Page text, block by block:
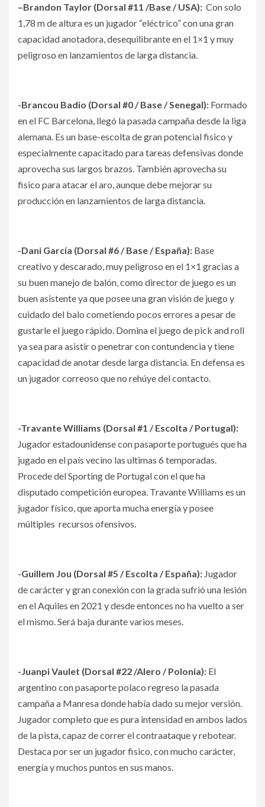
–Brandon Taylor (Dorsal #11 /Base / USA): Con solo
1,78 m de altura es un jugador “eléctrico” con una gran
capacidad anotadora, desequilibrante en el 1×1 y muy
peligroso en lanzamientos de larga distancia.
-Brancou Badio (Dorsal #0 / Base / Senegal): Formado
en el FC Barcelona, llegó la pasada campaña desde la liga
alemana. Es un base-escolta de gran potencial fisico y
especialmente capacitado para tareas defensivas donde
aprovecha sus largos brazos. También aprovecha su
fisico para atacar el aro, aunque debe mejorar su
producción en lanzamientos de larga distancia.
-Dani García (Dorsal #6 / Base / España): Base
creativo y descarado, muy peligroso en el 1×1 gracias a
su buen manejo de balón, como director de juego es un
buen asistente ya que posee una gran visión de juego y
cuidado del balo cometiendo pocos errores a pesar de
gustarle el juego rápido. Domina el juego de pick and roll
ya sea para asistir o penetrar con contundencia y tiene
capacidad de anotar desde larga distancia. En defensa es
un jugador correoso que no rehúye del contacto.
-Travante Williams (Dorsal #1 / Escolta / Portugal):
Jugador estadounidense con pasaporte portugués que ha
jugado en el país vecino las ultimas 6 temporadas.
Procede del Sporting de Portugal con el que ha
disputado competición europea. Travante Williams es un
jugador físico, que aporta mucha energía y posee
múltiples recursos ofensivos.
-Guillem Jou (Dorsal #5 / Escolta / España): Jugador
de carácter y gran conexión con la grada sufrió una lesión
en el Aquiles en 2021 y desde entonces no ha vuelto a ser
el mismo. Será baja durante varios meses.
-Juanpi Vaulet (Dorsal #22 /Alero / Polonia): El
argentino con pasaporte polaco regreso la pasada
campaña a Manresa donde había dado su mejor versión.
Jugador completo que es pura intensidad en ambos lados
de la pista, capaz de correr el contraataque y rebotear.
Destaca por ser un jugador fisico, con mucho carácter,
energía y muchos puntos en sus manos.